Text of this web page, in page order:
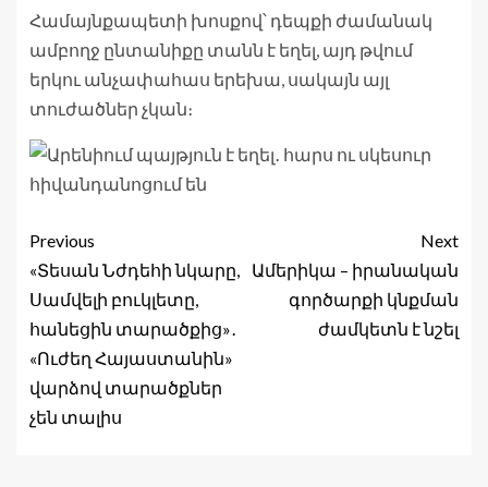
Համայնքապետի խոսքով՝ դեպքի ժամանակ
ամբողջ ընտանիքը տանն է եղել, այդ թվում
երկու անչափահաս երեխա, սակայն այլ
տուժածներ չկան։
Previous
«Տեսան Նժդեհի նկարը,
Սամվելի բուկլետը,
հանեցին տարածքից»․
«Ուժեղ Հայաստանին»
վարձով տարածքներ
չեն տալիս
Next
Ամերիկա – իրանական
գործարքի կնքման
ժամկետն է նշել